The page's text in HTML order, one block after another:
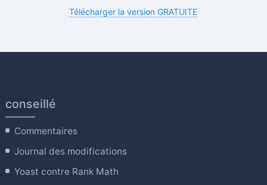
Télécharger la version GRATUITE
conseillé
Commentaires
Journal des modifications
Yoast contre Rank Math